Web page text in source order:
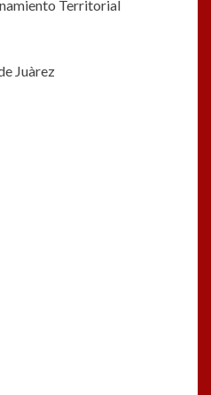
Territorial
Juàrez